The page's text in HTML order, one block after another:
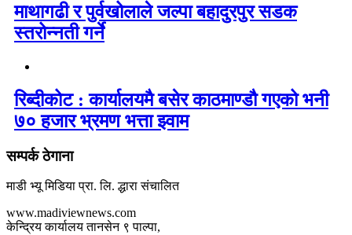
माथागढी र पुर्वखोलाले जल्पा बहादुरपुर सडक
स्तरोन्नती गर्ने
रिब्दीकोट : कार्यालयमै बसेर काठमाण्डौ गएको भनी
७० हजार भ्रमण भत्ता झ्वाम
सम्पर्क ठेगाना
माडी भ्यू मिडिया प्रा. लि. द्धारा संचालित
www.madiviewnews.com
केन्द्रिय कार्यालय तानसेन ९ पाल्पा,